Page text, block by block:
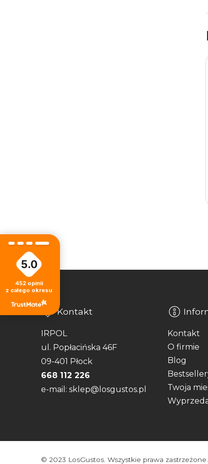
Kontakt
IRPOL
ul. Popłacińska 46F
09-401 Płock
668 112 226
e-mail: sklep@losgustos.pl
Kontakt
O firmie
Blog
Twoja
© 2023 LosGustos. Wszystkie prawa zastrzeżone.
5.0
452 opinii
z całego okresu